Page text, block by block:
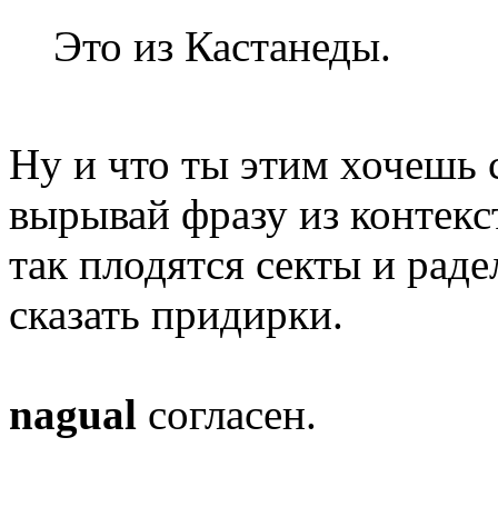
Это из Кастанеды.
Ну и что ты этим хочешь
вырывай фразу из
так плодятся секты и
сказать придирки.
nagual согласен.